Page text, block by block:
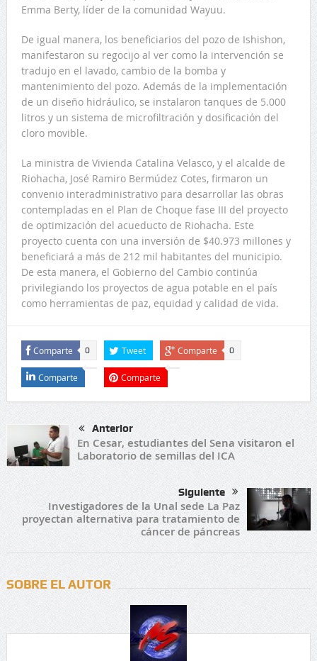
Emma Berty, líder de la comunidad Wayuu.
De igual manera, los beneficiarios del pozo de Ishishon,
manifestaron su regocijo al ver como la intervención se
tradujo en el lavado, cambio de la bomba y
mantenimiento del pozo. Además de la implementación
de un diseño hidráulico, se instalaron tanques de 5.000
litros y un sistema de microfiltración y dosificación del
cloro movible.
La ministra de Vivienda Catalina Velasco, y el alcalde de
Riohacha, José Ramiro Bermúdez Cotes, firmaron un
convenio interadministrativo para desarrollar las obras
contempladas en el Plan de Choque fase III del proyecto
de optimización del acueducto de Riohacha. Este
proyecto cuenta con una inversión de $40.973 millones y
beneficiará a más de 212 mil habitantes del municipio.
De esta manera, el Gobierno del Cambio continúa
privilegiando los proyectos de agua potable en el país
como herramientas de paz, equidad y calidad de vida.
Comparte 0 Tweet Comparte 0
Comparte Comparte
Anterior
En Cesar, estudiantes del Sena visitaron el
Laboratorio de semillas del ICA
Siguiente
Investigadores de la Unal sede La Paz
proyectan alternativa para tratamiento de
cáncer de páncreas
SOBRE EL AUTOR